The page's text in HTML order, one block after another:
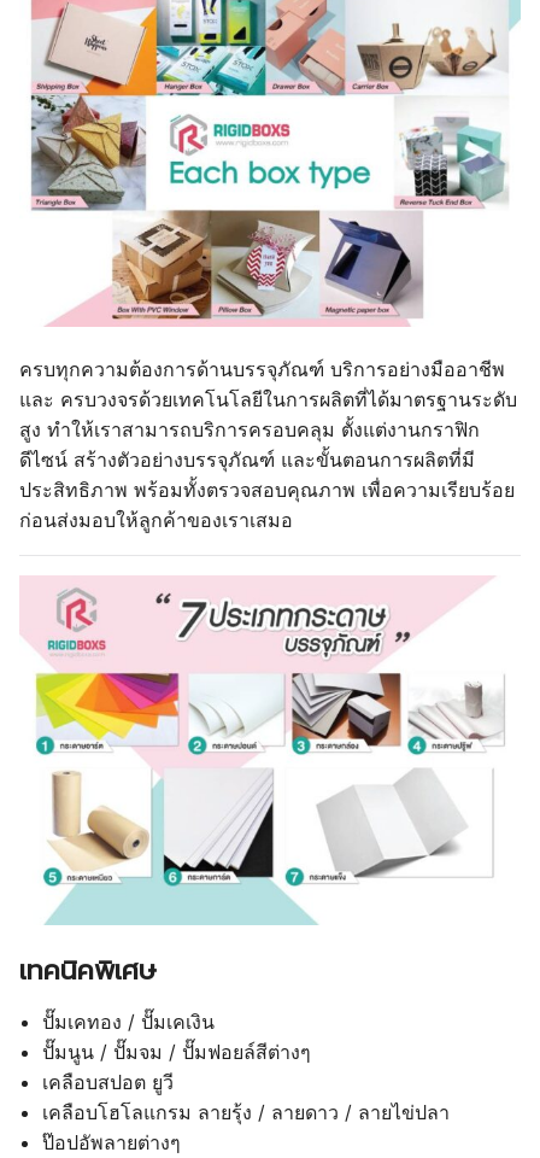
ครบทุกความต้องการด้านบรรจุภัณฑ์ บริการอย่างมืออาชีพ
และ ครบวงจรด้วยเทคโนโลยีในการผลิตที่ได้มาตรฐานระดับ
สูง ทำให้เราสามารถบริการครอบคลุม ตั้งแต่งานกราฟิก
ดีไซน์ สร้างตัวอย่างบรรจุภัณฑ์ และขั้นตอนการผลิตที่มี
ประสิทธิภาพ พร้อมทั้งตรวจสอบคุณภาพ เพื่อความเรียบร้อย
ก่อนส่งมอบให้ลูกค้าของเราเสมอ
เทคนิคพิเศษ
ปั๊มเคทอง / ปั๊มเคเงิน
ปั๊มนูน / ปั๊มจม / ปั๊มฟอยล์สีต่างๆ
เคลือบสปอต ยูวี
เคลือบโฮโลแกรม ลายรุ้ง / ลายดาว / ลายไข่ปลา
ป๊อปอัพลายต่างๆ